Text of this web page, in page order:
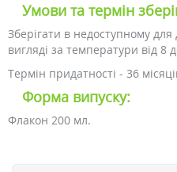
Умови та термін
Зберігати в недоступному для
вигляді за температури від 8
Термін придатності - 36
Форма випуску:
Флакон 200 мл.